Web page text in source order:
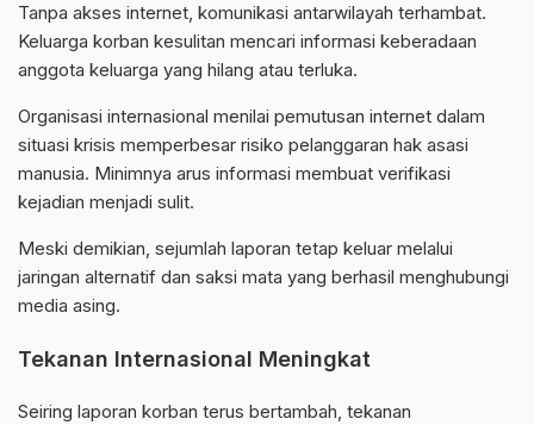
Tanpa akses internet, komunikasi antarwilayah terhambat.
Keluarga korban kesulitan mencari informasi keberadaan
anggota keluarga yang hilang atau terluka.
Organisasi internasional menilai pemutusan internet dalam
situasi krisis memperbesar risiko pelanggaran hak asasi
manusia. Minimnya arus informasi membuat verifikasi
kejadian menjadi sulit.
Meski demikian, sejumlah laporan tetap keluar melalui
jaringan alternatif dan saksi mata yang berhasil menghubungi
media asing.
Tekanan Internasional Meningkat
Seiring laporan korban terus bertambah, tekanan